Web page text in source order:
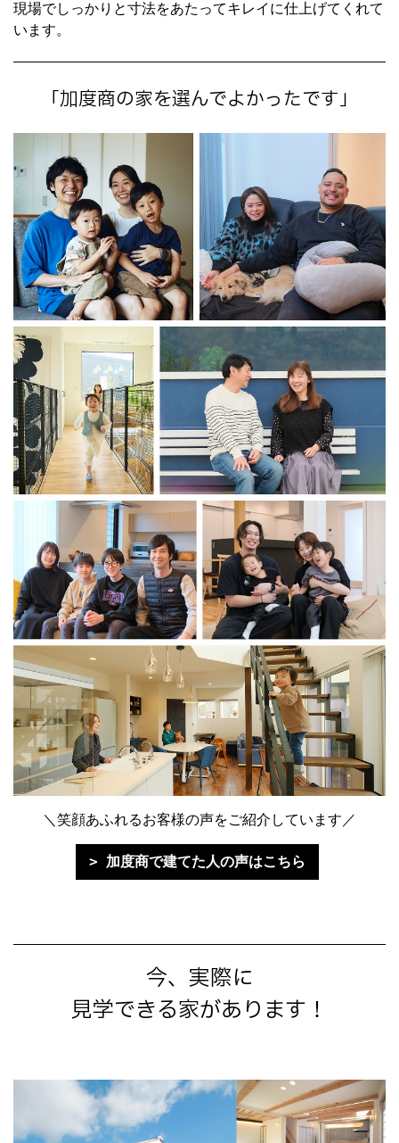
現場でしっかりと寸法をあたってキレイに仕上げてくれて
います。
「加度商の家を選んでよかったです」
＼笑顔あふれるお客様の声をご紹介しています／
加度商で建てた人の声はこちら
今、実際に
見学できる家があります！